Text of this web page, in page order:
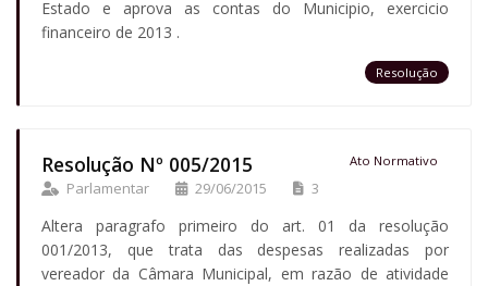
Estado e aprova as contas do Municipio, exercicio
financeiro de 2013 .
Resolução
Resolução Nº 005/2015 Ato Normativo
Parlamentar 29/06/2015 3
Altera paragrafo primeiro do art. 01 da resolução
001/2013, que trata das despesas realizadas por
vereador da Câmara Municipal, em razão de atividade